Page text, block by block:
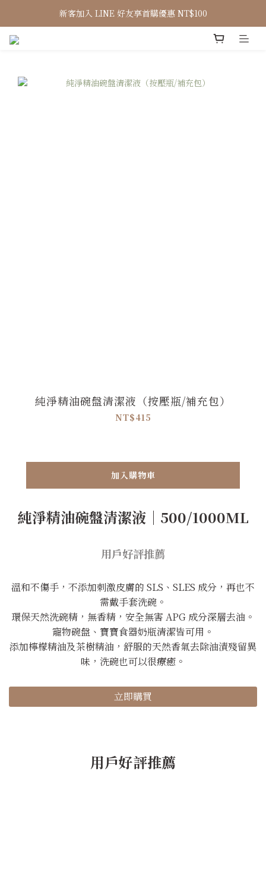
新客加入 LINE 好友享首購優惠 NT$100
純淨精油碗盤清潔液（按壓瓶/補充包）
NT$415
加入購物車
純淨精油碗盤清潔液｜500/1000ML
用戶好評推薦
溫和不傷手，不添加刺激皮膚的 SLS、SLES 成分，再也不
需戴手套洗碗。
環保天然洗碗精，無香精，安全無害 APG 成分深層去油。
寵物碗盤、寶寶食器奶瓶清潔皆可用。
添加檸檬精油及茶樹精油，舒服的天然香氣去除油漬殘留異
味，洗碗也可以很療癒。
立即購買
用戶好評推薦